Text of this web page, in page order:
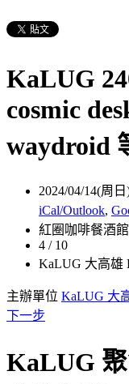
KaLUG
cosmic
waydroid
2024/04/14(周
iCal/Outlook,
紅圈咖啡餐酒
4 / 10
KaLUG 大高雄
主辦單位 KaLUG 大
下一步
KaLUG